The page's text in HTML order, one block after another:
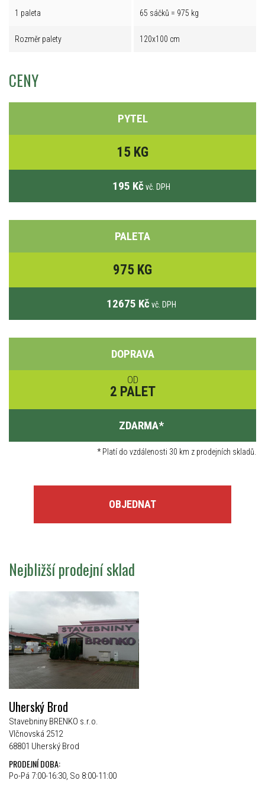
1 paleta 65 sáčků = 975 kg
Rozměr palety 120x100 cm
CENY
PYTEL
15 KG
195 Kč vč. DPH
PALETA
975 KG
12675 Kč vč. DPH
DOPRAVA
OD
2 PALET
ZDARMA*
*Platí do vzdálenosti 30 km z prodejních skladů.
OBJEDNAT
Nejbližší prodejní sklad
Uherský Brod
Stavebniny BRENKO s.r.o.
Vlčnovská 2512
68801 Uherský Brod
PRODEJNÍ DOBA:
Po-Pá 7:00-16:30, So 8:00-11:00